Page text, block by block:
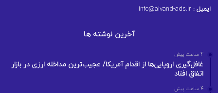
ایمیل :
آخرین نوشته ها
4 ساعت پیش
غافل‌گیری اروپایی‌ها از اقدام آمریکا/ عجیب‌ترین مداخله ارزی در بازار
اتفاق افتاد
4 ساعت پیش